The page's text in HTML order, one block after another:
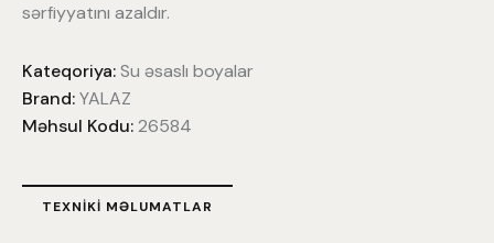
sərfiyyatını azaldır.
Kateqoriya:Su əsaslı boyalar
Brand:YALAZ
Məhsul Kodu:26584
TEXNIKI MƏLUMATLAR